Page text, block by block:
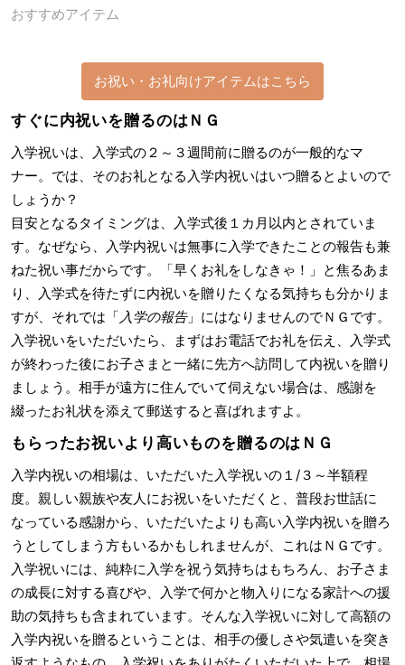
おすすめアイテム
お祝い・お礼向けアイテムはこちら
すぐに内祝いを贈るのはＮＧ
入学祝いは、入学式の２～３週間前に贈るのが一般的なマ
ナー。では、そのお礼となる入学内祝いはいつ贈るとよいので
しょうか？
目安となるタイミングは、入学式後１カ月以内とされていま
す。なぜなら、入学内祝いは無事に入学できたことの報告も兼
ねた祝い事だからです。「早くお礼をしなきゃ！」と焦るあま
り、入学式を待たずに内祝いを贈りたくなる気持ちも分かりま
すが、それでは「 入学の報告」にはなりませんのでＮＧです。
入学祝いをいただいたら、まずはお電話でお礼を伝え、入学式
が終わった後にお子さまと一緒に先方へ訪問して内祝いを贈り
ましょう。相手が遠方に住んでいて伺えない場合は、感謝を
綴ったお礼状を添えて郵送すると喜ばれますよ。
もらったお祝いより高いものを贈るのはＮＧ
入学内祝いの相場は、いただいた入学祝いの１/３～半額程
度。親しい親族や友人にお祝いをいただくと、普段お世話に
なっている感謝から、いただいたよりも高い入学内祝いを贈ろ
うとしてしまう方もいるかもしれませんが、これはＮＧです。
入学祝いには、純粋に入学を祝う気持ちはもちろん、お子さま
の成長に対する喜びや、入学で何かと物入りになる家計への援
助の気持ちも含まれています。そんな入学祝いに対して高額の
入学内祝いを贈るということは、相手の優しさや気遣いを突き